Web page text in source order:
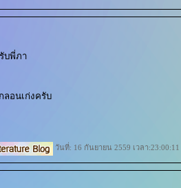
บพี่ภา
ลอนเก่งครับ
วันที่: 16 กันยายน 2559 เวลา